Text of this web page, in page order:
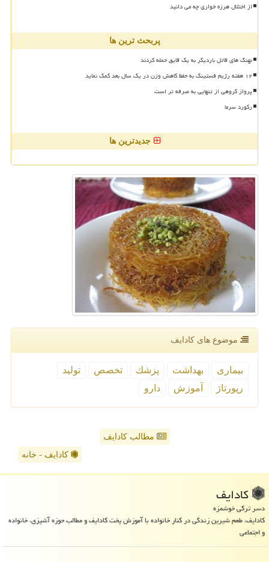
از اختلال هرزه خواری چه می دانید
پربحث ترین ها
نهنگ های قاتل باردیگر به یک قایق حمله کردند
۱۲ هفته رژیم فستینگ به حفظ کاهش وزن در یک سال بعد کمک نماید
پرواز گروهی از تنهایی به صرفه تر است
رکورد سرما
جدیدترین ها
موضوع های كادایف
بیماری بهداشت پزشك تخصص
تولید
رپورتاژ
آموزش دارو
مطالب کادایف
کادایف - خانه
كادایف
دسر ترکی خوشمزه
کادایف، طعم شیرین زندگی در کنار خانواده با آموزش پخت کادایف و مطالب حوزه آشپزی، خانواده
و اجتماعی